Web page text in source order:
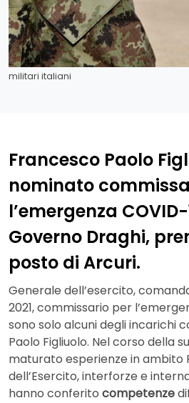
militari italiani
Francesco Paolo
nominato
l’emergenza
Governo Draghi,
posto di Arcuri.
Generale dell’esercito,
2021, commissario per
sono solo alcuni degli incarichi
Paolo Figliuolo. Nel corso della
maturato esperienze in ambito
dell’Esercito, interforze e
hanno conferito competenze